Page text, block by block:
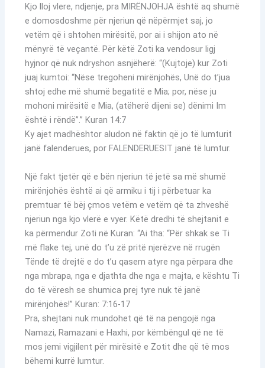
Kjo lloj vlere, ndjenje, pra MIRËNJOHJA është aq shumë
e domosdoshme për njeriun që nëpërmjet saj, jo
vetëm që i shtohen mirësitë, por ai i shijon ato në
mënyrë të veçantë. Për këtë Zoti ka vendosur ligj
hyjnor që nuk ndryshon asnjëherë: “(Kujtoje) kur Zoti
juaj kumtoi: “Nëse tregoheni mirënjohës, Unë do t’jua
shtoj edhe më shumë begatitë e Mia; por, nëse ju
mohoni mirësitë e Mia, (atëherë dijeni se) dënimi Im
është i rëndë”.” Kuran 14:7
Ky ajet madhështor aludon në faktin që jo të lumturit
janë falenderues, por FALENDERUESIT janë të lumtur.
Një fakt tjetër që e bën njeriun të jetë sa më shumë
mirënjohës është ai që armiku i tij i përbetuar ka
premtuar të bëj çmos vetëm e vetëm që ta zhveshë
njeriun nga kjo vlerë e vyer. Këtë dredhi të shejtanit e
ka përmendur Zoti në Kuran: “Ai tha: “Për shkak se Ti
më flake tej, unë do t’u zë pritë njerëzve në rrugën
Tënde të drejtë e do t’u qasem atyre nga përpara dhe
nga mbrapa, nga e djathta dhe nga e majta, e kështu Ti
do të vëresh se shumica prej tyre nuk të janë
mirënjohës!” Kuran: 7:16-17
Pra, shejtani nuk mundohet që të na pengojë nga
Namazi, Ramazani e Haxhi, por këmbëngul që ne të
mos jemi vigjilent për mirësitë e Zotit dhe që të mos
bëhemi kurrë lumtur.